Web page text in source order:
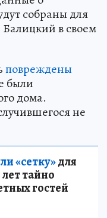
собраны для
в своем
повреждены
были
дома.
не
«сетку»для
тайно
гостей